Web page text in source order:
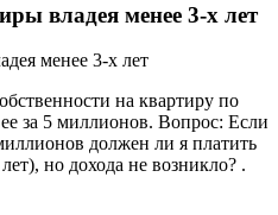
владея менее 3-х лет
менее 3-х лет
на квартиру по
за 5 миллионов. Вопрос: Если
должен ли я платить
но дохода не возникло? .